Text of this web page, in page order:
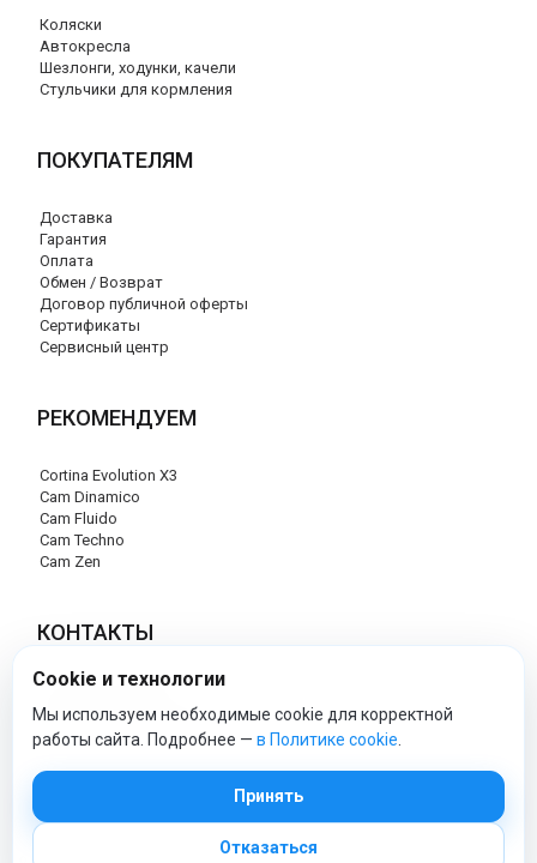
Коляски
Автокресла
Шезлонги, ходунки, качели
Стульчики для кормления
ПОКУПАТЕЛЯМ
Доставка
Гарантия
Оплата
Обмен / Возврат
Договор публичной оферты
Сертификаты
Сервисный центр
РЕКОМЕНДУЕМ
Cortina Evolution X3
Cam Dinamico
Cam Fluido
Cam Techno
Cam Zen
КОНТАКТЫ
+7 (495) 120-29-85
info@cam-official-store.ru
Cookie и технологии
Мы используем необходимые cookie для корректной
работы сайта. Подробнее — в Политике cookie
Принять
Отказаться